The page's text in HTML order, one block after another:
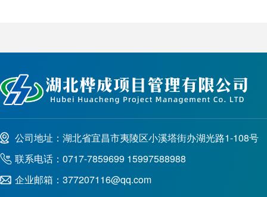
公司地址：湖北省宜昌市夷陵区小溪塔街办湖光路1-108号
联系电话：0717-7859699 15997588988
企业邮箱：377207116@qq.com